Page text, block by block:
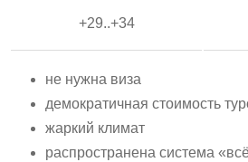
+29..+34
не нужна виза
демократичная стоимость
жаркий климат
распространена система